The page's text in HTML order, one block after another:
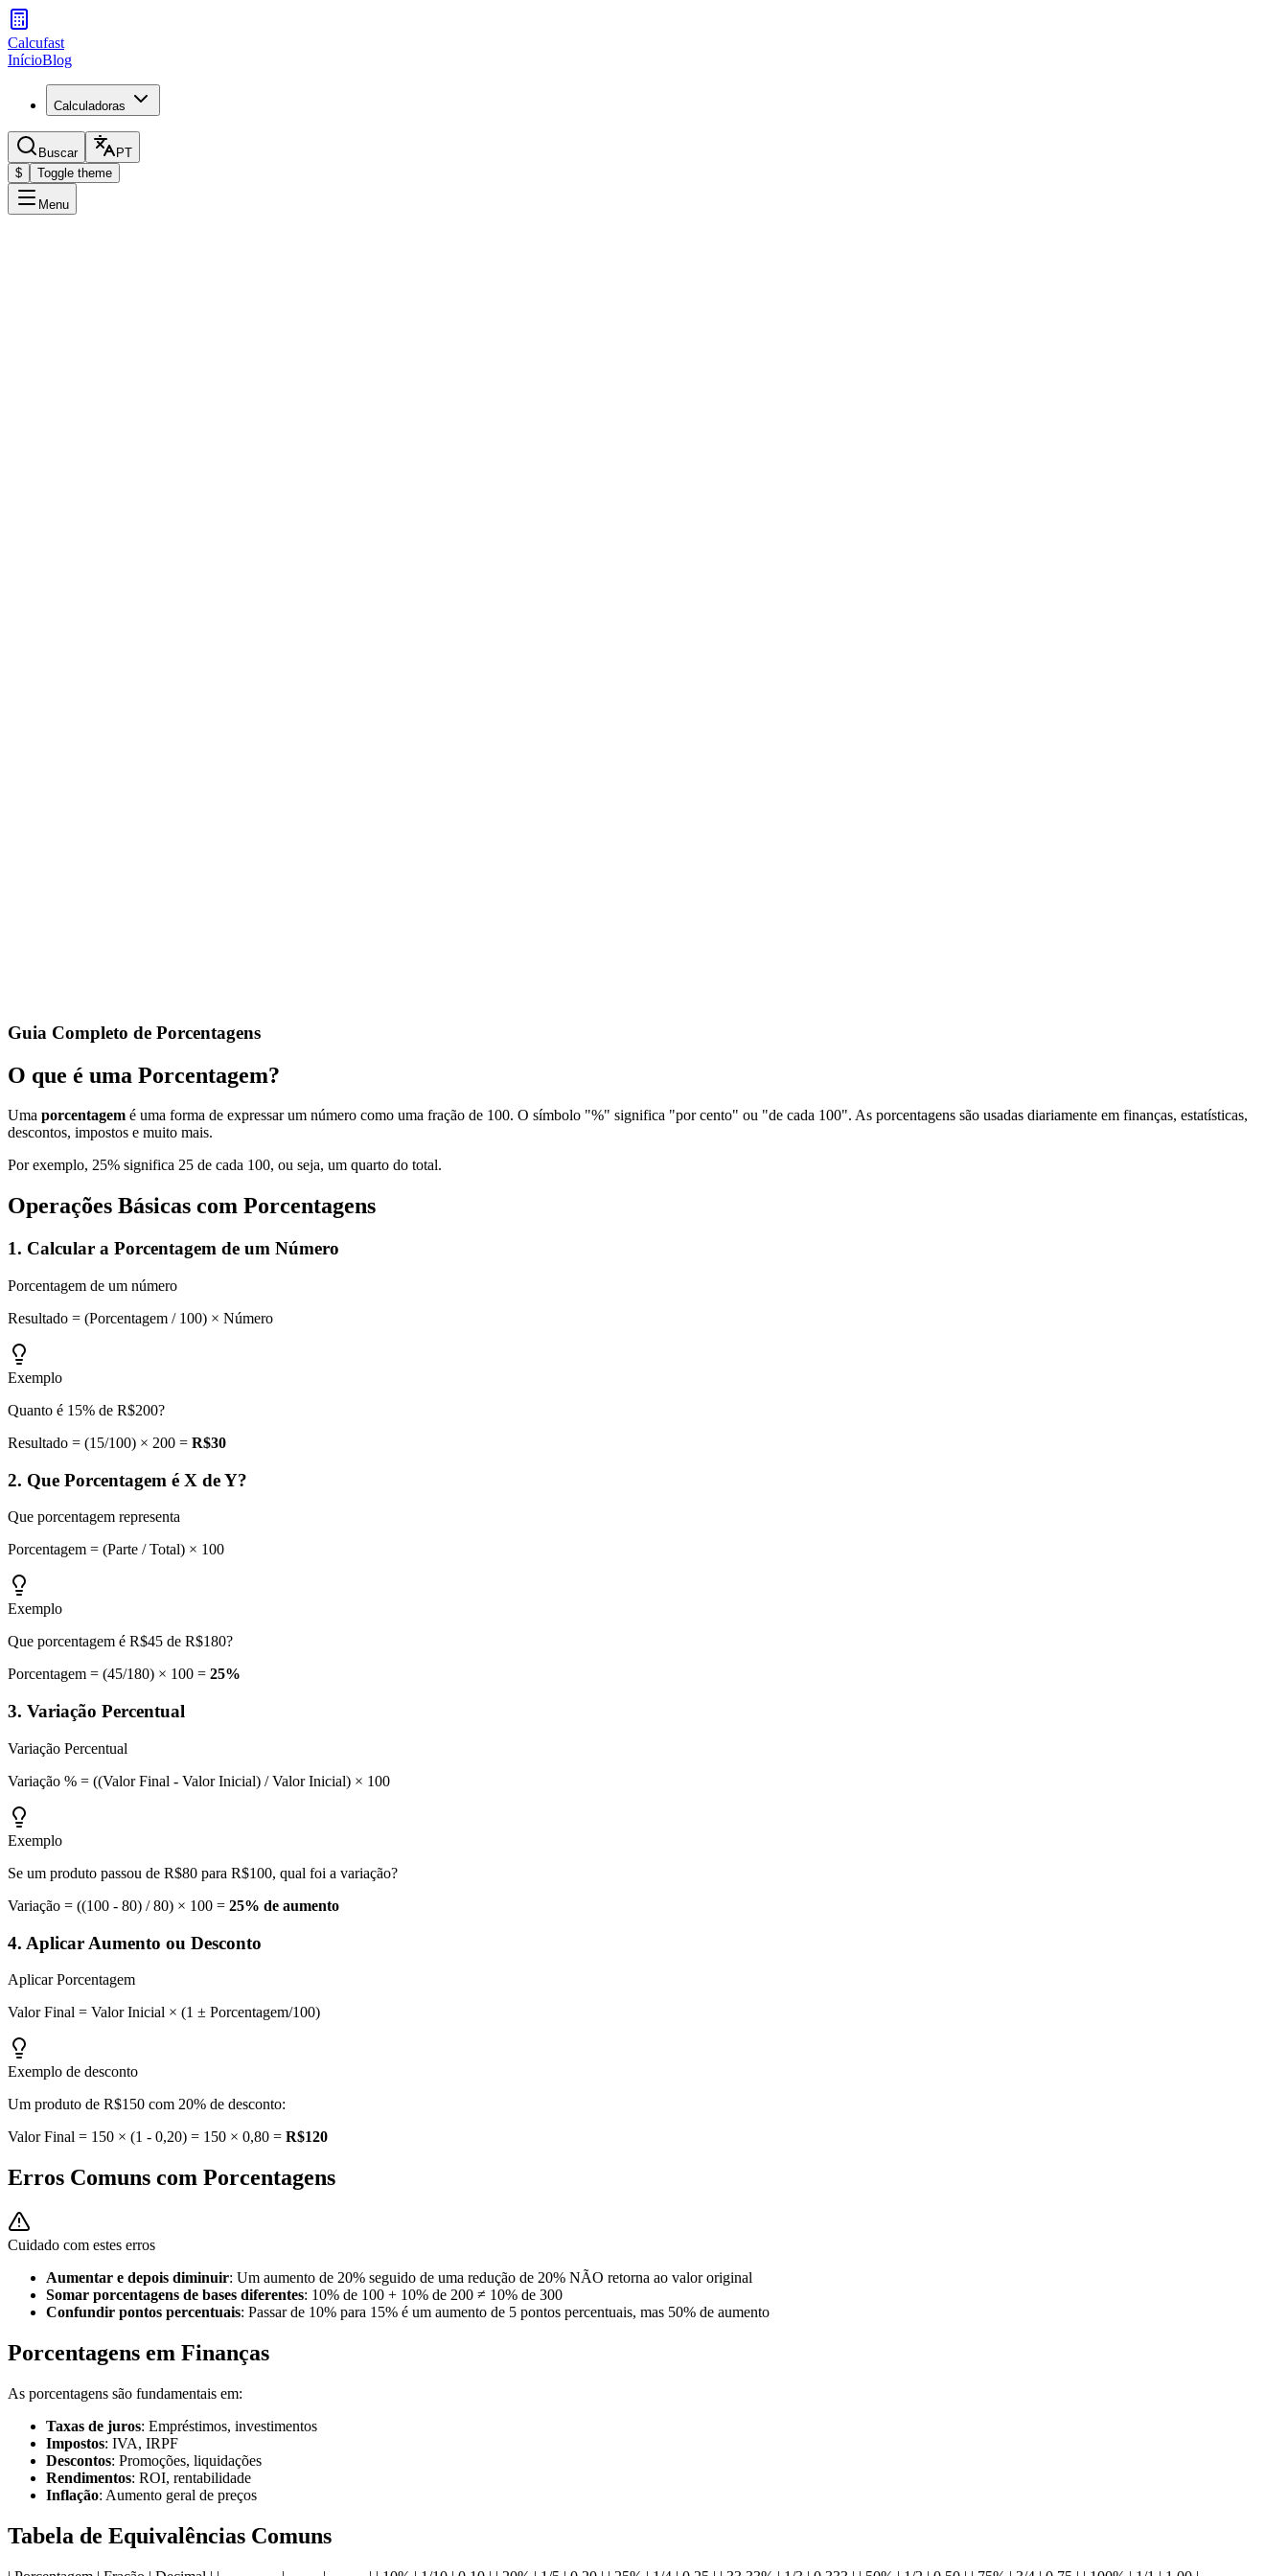
Calcufast
InícioBlog
Calculadoras
Buscar
PT
$
Toggle theme
Menu
Calcule sua idade exata, a diferença entre duas datas, ou some e subtraia dias de uma data
Guia Completo de Porcentagens
O que é uma Porcentagem?
Uma porcentagem é uma forma de expressar um número como uma fração de 100. O símbolo "%" significa "por cento" ou "de cada 100". As porcentagens são usadas diariamente em finanças, estatísticas,
descontos, impostos e muito mais.
Por exemplo, 25% significa 25 de cada 100, ou seja, um quarto do total.
Operações Básicas com Porcentagens
1. Calcular a Porcentagem de um Número
Porcentagem de um número
Resultado = (Porcentagem / 100) × Número
Exemplo
Quanto é 15% de R$200?
Resultado = (15/100) × 200 = R$30
2. Que Porcentagem é X de Y?
Que porcentagem representa
Porcentagem = (Parte / Total) × 100
Exemplo
Que porcentagem é R$45 de R$180?
Porcentagem = (45/180) × 100 = 25%
3. Variação Percentual
Variação Percentual
Variação % = ((Valor Final - Valor Inicial) / Valor Inicial) × 100
Exemplo
Se um produto passou de R$80 para R$100, qual foi a variação?
Variação = ((100 - 80) / 80) × 100 = 25% de aumento
4. Aplicar Aumento ou Desconto
Aplicar Porcentagem
Valor Final = Valor Inicial × (1 ± Porcentagem/100)
Exemplo de desconto
Um produto de R$150 com 20% de desconto:
Valor Final = 150 × (1 - 0,20) = 150 × 0,80 = R$120
Erros Comuns com Porcentagens
Cuidado com estes erros
Aumentar e depois diminuir: Um aumento de 20% seguido de uma redução de 20% NÃO retorna ao valor original
Somar porcentagens de bases diferentes: 10% de 100 + 10% de 200 ≠ 10% de 300
Confundir pontos percentuais: Passar de 10% para 15% é um aumento de 5 pontos percentuais, mas 50% de aumento
Porcentagens em Finanças
As porcentagens são fundamentais em:
Taxas de juros: Empréstimos, investimentos
Impostos: IVA, IRPF
Descontos: Promoções, liquidações
Rendimentos: ROI, rentabilidade
Inflação: Aumento geral de preços
Tabela de Equivalências Comuns